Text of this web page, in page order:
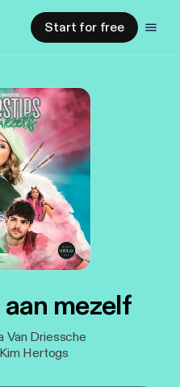
Start for free
mezelf
Van Driessche
Hertogs